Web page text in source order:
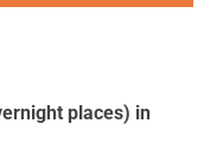
places) in